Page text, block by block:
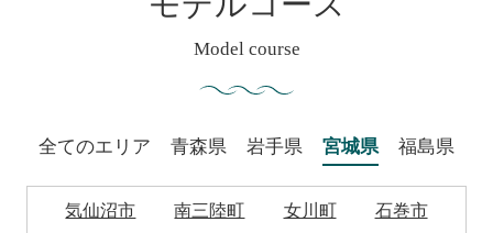
Model course
全てのエリア 青森県 岩手県 宮城県
気仙沼市 南三陸町 女川町
石巻市
福島県